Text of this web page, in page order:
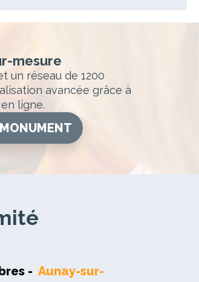
mesure
un réseau de 1200
avancée grâce à
ligne.
- Aunay-sur-